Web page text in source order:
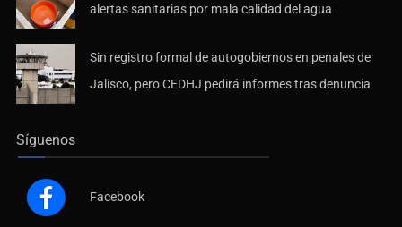
alertas sanitarias por mala calidad del agua
Sin registro formal de autogobiernos en penales de
Jalisco, pero CEDHJ pedirá informes tras denuncia
Síguenos
Facebook